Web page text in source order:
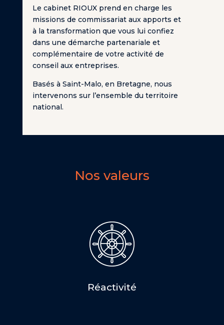
Le cabinet RIOUX prend en charge les
missions de commissariat aux apports et
à la transformation que vous lui confiez
dans une démarche partenariale et
complémentaire de votre activité de
conseil aux entreprises.
Basés à Saint-Malo, en Bretagne, nous
intervenons sur l’ensemble du territoire
national.
Nos valeurs
Réactivité